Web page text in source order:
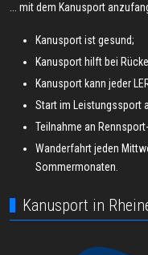
... mit dem Kanusport
Kanusport ist gesund;
Kanusport hilft bei
Kanusport kann jeder
Start im Leistungssport
Teilnahme an
Wanderfahrt jeden
Sommermonaten.
Kanusport in